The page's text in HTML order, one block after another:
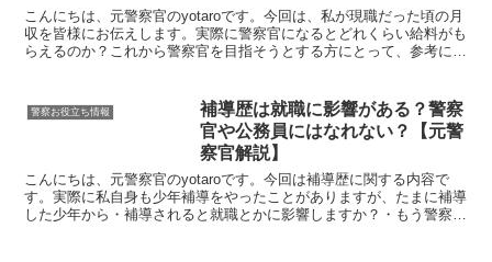
こんにちは、元警察官のyotaroです。今回は、私が現職だった頃の月
収を皆様にお伝えします。実際に警察官になるとどれくらい給料がも
らえるのか？これから警察官を目指そうとする方にとって、参考にな
警察お役立ち情報
補導歴は就職に影響がある？警察
官や公務員にはなれない？【元警
察官解説】
こんにちは、元警察官のyotaroです。今回は補導歴に関する内容で
す。実際に私自身も少年補導をやったことがありますが、たまに補導
した少年から・補導されると就職とかに影響しますか？・もう警察官